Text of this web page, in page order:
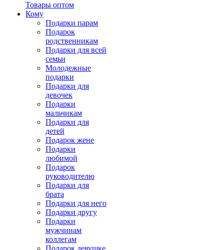
Товары оптом
Кому
Подарки парам
Подарок
родственникам
Подарки для всей
семьи
Молодежные
подарки
Подарки для
девочек
Подарки
мальчикам
Подарки для
детей
Подарок жене
Подарки
любимой
Подарок
руководителю
Подарки для
брата
Подарки для него
Подарки другу
Подарки
мужчинам
коллегам
Подарок девушке